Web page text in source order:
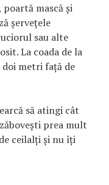
mască și
șervețele
sau alte
La coada de la
doi metri față de
să atingi cât
prea mult
ceilalți și nu îți